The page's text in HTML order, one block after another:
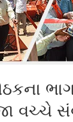
વચ્ચે